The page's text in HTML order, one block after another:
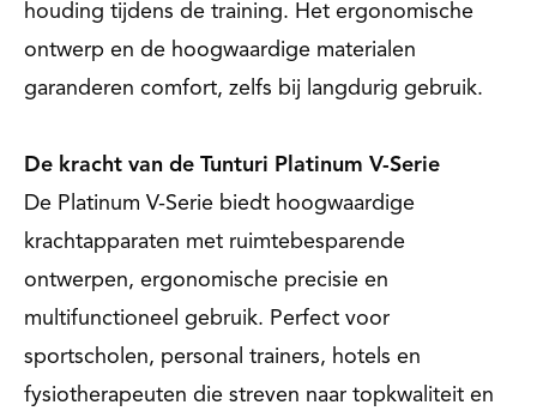
houding tijdens de training. Het ergonomische
ontwerp en de hoogwaardige materialen
garanderen comfort, zelfs bij langdurig gebruik.
De kracht van de Tunturi Platinum V-Serie
De Platinum V-Serie biedt hoogwaardige
krachtapparaten met ruimtebesparende
ontwerpen, ergonomische precisie en
multifunctioneel gebruik. Perfect voor
sportscholen, personal trainers, hotels en
fysiotherapeuten die streven naar topkwaliteit en